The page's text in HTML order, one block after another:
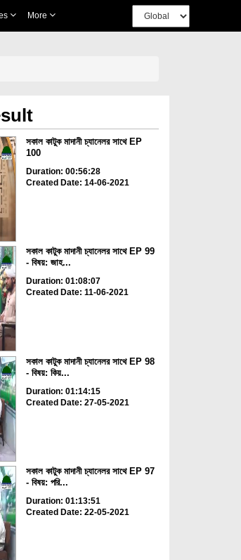
More
সকাল কাটুক মাদানী চ্যানেলর সাথে EP
100
Duration: 00:56:28
Created Date: 14-06-2021
সকাল কাটুক মাদানী চ্যানেলর সাথে EP 99
- বিষয়: জাহ...
Duration: 01:08:07
Created Date: 11-06-2021
সকাল কাটুক মাদানী চ্যানেলর সাথে EP 98
- বিষয়: কিয়...
Duration: 01:14:15
Created Date: 27-05-2021
সকাল কাটুক মাদানী চ্যানেলর সাথে EP 97
- বিষয়: পরি...
Duration: 01:13:51
Created Date: 22-05-2021